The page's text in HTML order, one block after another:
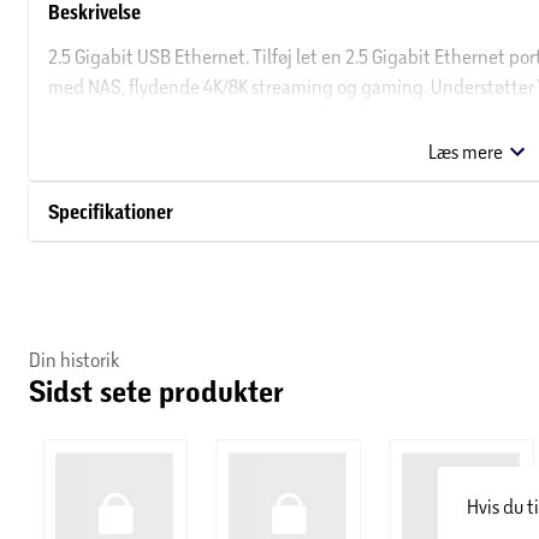
Beskrivelse
2.5 Gigabit USB Ethernet. Tilføj let en 2.5 Gigabit Ethernet
med NAS, flydende 4K/8K streaming og gaming. Understøtter
Læs mere
Specifikationer
Din historik
Sidst sete produkter
Hvis du